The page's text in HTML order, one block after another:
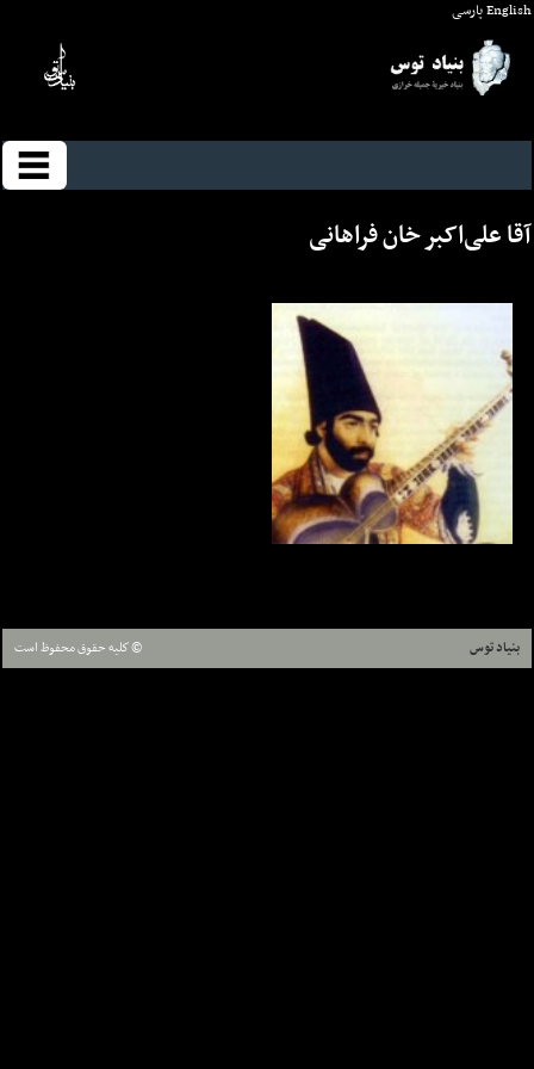
Englishپارسی
آقا علی‌اکبر خان فراهانی
بنیاد توس © كليه حقوق محفوظ است